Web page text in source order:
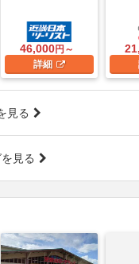
46,000円～
詳細
見る
見る